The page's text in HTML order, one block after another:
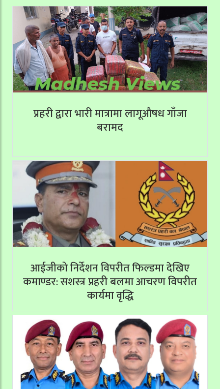
प्रहरी द्वारा भारी मात्रामा लागूऔषध गाँजा
बरामद
आईजीको निर्देशन विपरीत फिल्डमा देखिए
कमाण्डर: सशस्त्र प्रहरी बलमा आचरण विपरीत
कार्यमा वृद्धि